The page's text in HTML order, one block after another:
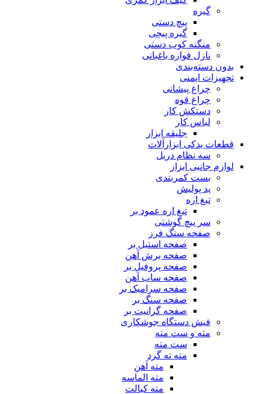
گیره
پیچ دستی
گیره پیچی
منگنه کوب دستی
نازل فواره باغبانی
بدون دسته‌بندی
تجهیزات ایمنی
چراغ پیشانی
چراغ قوه
دستکش کار
لباس کار
جلیقه ابزار
قطعات یدکی ابزارآلات
سه نظام دریل
لوازم جانبی ابزار
بست کمربندی
پد پولیش
تیغ اره
تیغ اره عمود بر
سر پیچ گوشتی
صفحه سنگ فرز
صفحه استیل بر
صفحه برش آهن
صفحه پروفیل بر
صفحه ساب آهن
صفحه سرامیک بر
صفحه سنگ بر
صفحه گرانیت بر
فیش دستگاه جوشکاری
مته و ست مته
ست مته
مته ته گرد
مته آهن
مته الماسه
مته کبالت